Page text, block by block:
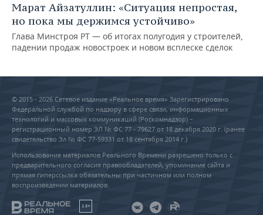
Марат Айзатуллин: «Ситуация непростая,
но пока мы держимся устойчиво»
Глава Минстроя РТ — об итогах полугодия у строителей,
падении продаж новостроек и новом всплеске сделок
© 2015 - 2026 Сетевое издание «Реальное время» Зарегистрировано
Федеральной службой по надзору в сфере связи, информационных
технологий и массовых коммуникаций (Роскомнадзор) –
регистрационный номер ЭЛ № ФС 77 - 79627 от 18 декабря 2020 г. (ранее
свидетельство Эл № ФС 77-59331 от 18 сентября 2014 г.)
Использование материалов Реального Времени разрешено только с
предварительного согласия правообладателей, упоминание сайта и
прямая гиперссылка обязательны при частичном или полном
воспроизведении материалов.
18+